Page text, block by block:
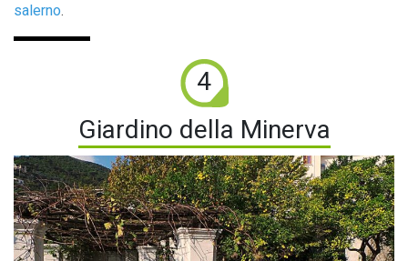
salerno.
4
Giardino della Minerva